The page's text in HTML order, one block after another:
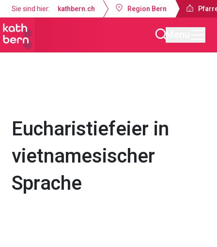
Sie sind hier: kathbern.ch Region Bern
Eucharistiefeier in
vietnamesischer
Sprache